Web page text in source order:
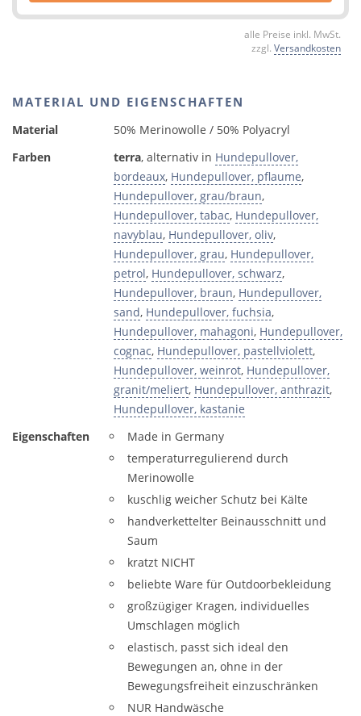
alle Preise inkl. MwSt.
zzgl. Versandkosten
MATERIAL UND EIGENSCHAFTEN
Material
50% Merinowolle / 50% Polyacryl
Farben
terra, alternativ in Hundepullover,
bordeaux, Hundepullover, pflaume,
Hundepullover, grau/braun,
Hundepullover, tabac, Hundepullover,
navyblau, Hundepullover, oliv,
Hundepullover, grau, Hundepullover,
petrol, Hundepullover, schwarz,
Hundepullover, braun, Hundepullover,
sand, Hundepullover, fuchsia,
Hundepullover, mahagoni, Hundepullover,
cognac, Hundepullover, pastellviolett,
Hundepullover, weinrot, Hundepullover,
granit/meliert, Hundepullover, anthrazit,
Hundepullover, kastanie
Eigenschaften
Made in Germany
temperaturregulierend durch
Merinowolle
kuschlig weicher Schutz bei Kälte
handverkettelter Beinausschnitt und
Saum
kratzt NICHT
beliebte Ware für Outdoorbekleidung
großzügiger Kragen, individuelles
Umschlagen möglich
elastisch, passt sich ideal den
Bewegungen an, ohne in der
Bewegungsfreiheit einzuschränken
NUR Handwäsche